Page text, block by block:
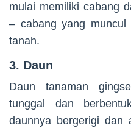
mulai memiliki cabang
– cabang yang muncul
tanah.
3. Daun
Daun tanaman
tunggal dan
daunnya bergerigi dan